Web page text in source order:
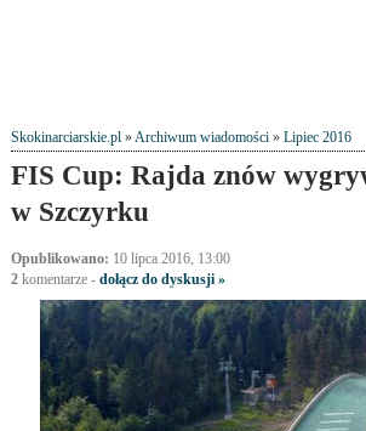
Skokinarciarskie.pl»Archiwum wiadomości» Lipiec 2016
FIS Cup: Rajda znów
w Szczyrku
Opublikowano: 10 lipca 2016, 13:00
2komentarze- dołącz do dyskusji »